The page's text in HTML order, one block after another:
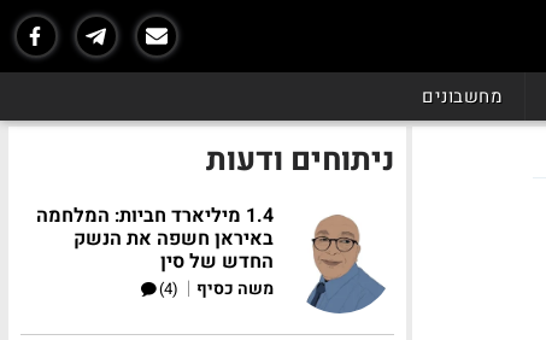
מחשבונים
ניתוחים ודעות
1.4 מיליארד חביות: המלחמה
באיראן חשפה את הנשק
החדש של סין
משה כסיף |
(4)